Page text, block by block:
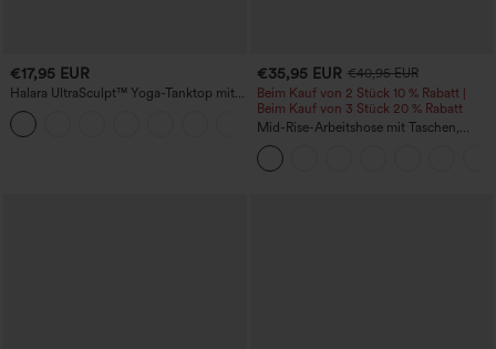
€17,95 EUR
Halara UltraSculpt™ Yoga-Tanktop mit
doppelten Trägern und gedrehtem
Rückendesign
+11
€35,95 EUR €40,95 EUR
Beim Kauf von 2 Stück 10 % Rabatt |
Beim Kauf von 3 Stück 20 % Rabatt
Mid-Rise-Arbeitshose mit Taschen,
Barrel-Leg und weiter Passform